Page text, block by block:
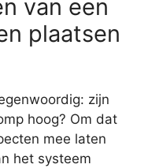
van een
plaatsen
zijn
hoog? Om dat
mee laten
het systeem